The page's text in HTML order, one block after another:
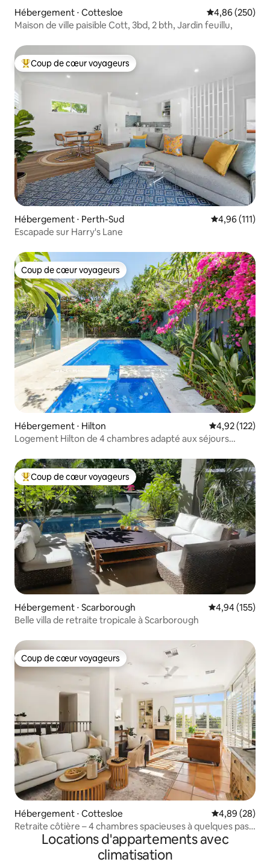
Hébergement ⋅ Cottesloe Évaluation
4,86 (250)
Maison de ville paisible Cott, 3bd, 2 bth, Jardin feuillu,
Coups de cœur voyageurs les plus appréciés
Coup de cœur voyageurs
Hébergement ⋅ Perth-Sud Évaluation
4,96 (111)
Escapade sur Harry's Lane
Coup de cœur voyageurs
Coup de cœur voyageurs
Hébergement ⋅ Hilton Évaluation
4,92 (122)
Logement Hilton de 4 chambres adapté aux séjours
Coups de cœur voyageurs les plus appréciés
Coup de cœur voyageurs
Hébergement ⋅ Scarborough Évaluation
4,94 (155)
Belle villa de retraite tropicale à Scarborough
Coup de cœur voyageurs
Coup de cœur voyageurs
Hébergement ⋅ Cottesloe Évaluation
4,89 (28)
Retraite côtière – 4 chambres spacieuses à quelques pas
de la plageLocations d'appartements avec
climatisation